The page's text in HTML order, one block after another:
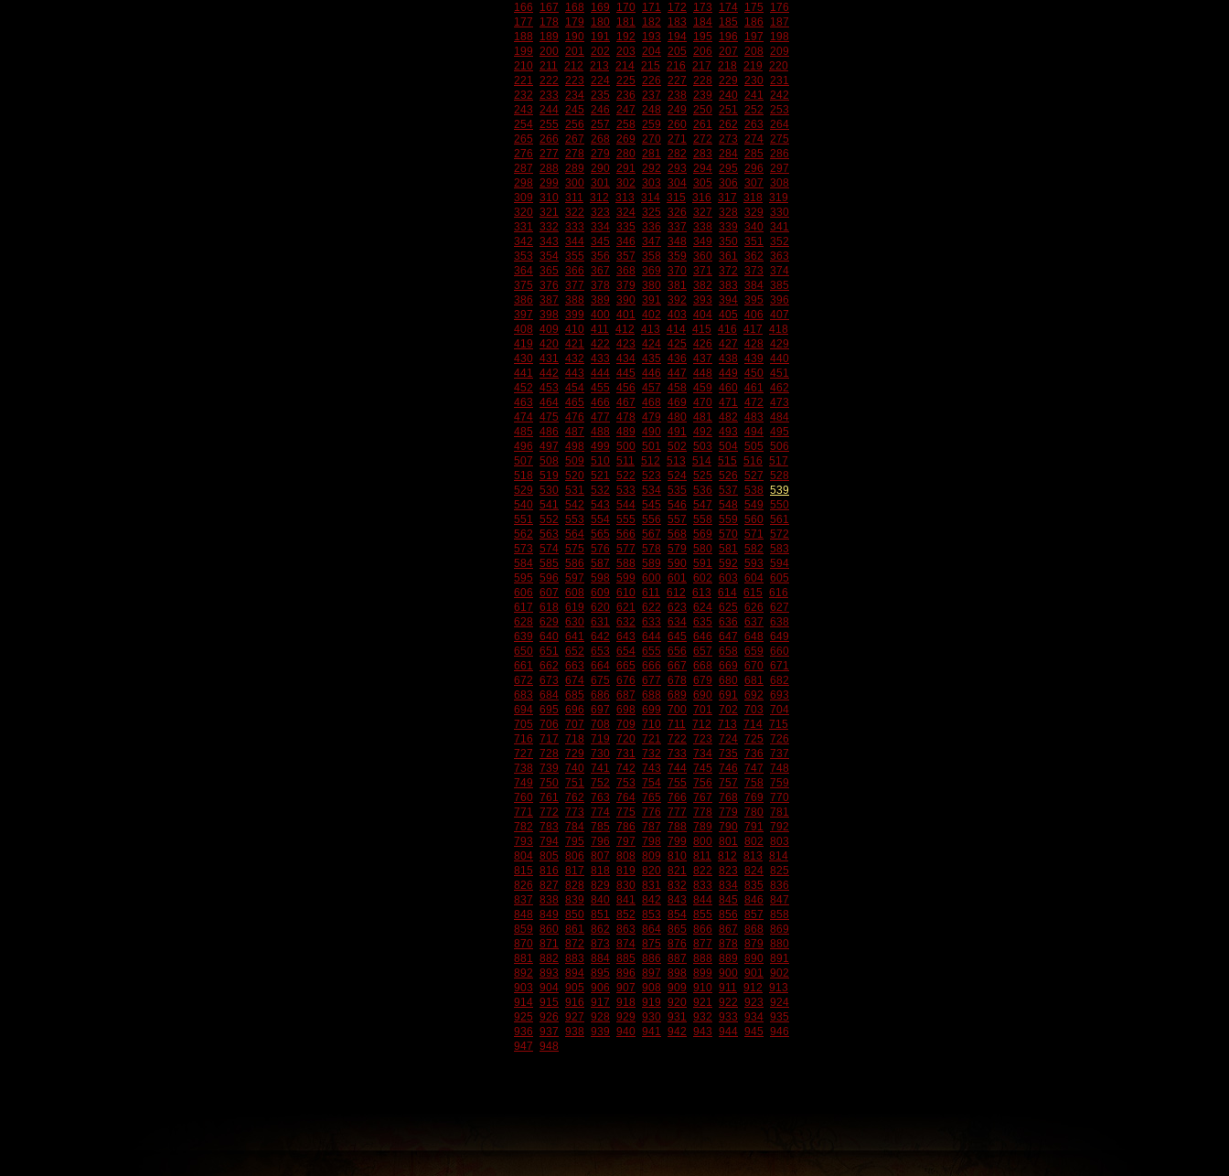
166
167 168 169 170 171 172 173 174 175
176
177
178 179 180 181 182 183 184 185 186
187
188
189 190 191 192 193 194 195 196 197
198
199 200 201 202 203 204 205 206 207 208 209
210 211 212 213 214 215 216 217 218 219 220
221 222 223 224 225 226 227 228 229 230 231
232 233 234 235 236 237 238 239 240 241 242
243 244 245 246 247 248 249 250 251 252 253
254 255 256 257 258 259 260 261 262 263 264
265 266 267 268 269 270 271 272 273 274 275
276 277 278 279 280 281 282 283 284 285 286
287 288 289 290 291 292 293 294 295 296 297
298 299 300 301 302 303 304 305 306 307 308
309 310 311 312 313 314 315 316 317 318 319
320 321 322 323 324 325 326 327 328 329 330
331 332 333 334 335 336 337 338 339 340 341
342 343 344 345 346 347 348 349 350 351 352
353 354 355 356 357 358 359 360 361 362 363
364 365 366 367 368 369 370 371 372 373 374
375 376 377 378 379 380 381 382 383 384 385
386 387 388 389 390 391 392 393 394 395 396
397 398 399 400 401 402 403 404 405 406 407
408 409 410 411 412 413 414 415 416 417 418
419 420 421 422 423 424 425 426 427 428 429
430 431 432 433 434 435 436 437 438 439 440
441 442 443 444 445 446 447 448 449 450 451
452 453 454 455 456 457 458 459 460 461 462
463 464 465 466 467 468 469 470 471 472 473
474 475 476 477 478 479 480 481 482 483 484
485 486 487 488 489 490 491 492 493 494 495
496 497 498 499 500 501 502 503 504 505 506
507 508 509 510 511 512 513 514 515 516 517
518 519 520 521 522 523 524 525 526 527 528
529 530 531 532 533 534 535 536 537 538 539
540 541 542 543 544 545 546 547 548 549 550
551 552 553 554 555 556 557 558 559 560 561
562 563 564 565 566 567 568 569 570 571 572
573 574 575 576 577 578 579 580 581 582 583
584 585 586 587 588 589 590 591 592 593 594
595 596 597 598 599 600 601 602 603 604 605
606 607 608 609 610 611 612 613 614 615 616
617 618 619 620 621 622 623 624 625 626 627
628 629 630 631 632 633 634 635 636 637 638
639 640 641 642 643 644 645 646 647 648 649
650 651 652 653 654 655 656 657 658 659 660
661 662 663 664 665 666 667 668 669 670 671
672 673 674 675 676 677 678 679 680 681 682
683 684 685 686 687 688 689 690 691 692 693
694 695 696 697 698 699 700 701 702 703 704
705 706 707 708 709 710 711 712 713 714 715
716 717 718 719 720 721 722 723 724 725 726
727 728 729 730 731 732 733 734 735 736 737
738 739 740 741 742 743 744 745 746 747 748
749 750 751 752 753 754 755 756 757 758 759
760 761 762 763 764 765 766 767 768 769 770
771 772 773 774 775 776 777 778 779 780 781
782 783 784 785 786 787 788 789 790 791 792
793 794 795 796 797 798 799 800 801 802 803
804 805 806 807 808 809 810 811 812 813 814
815 816 817 818 819 820 821 822 823 824 825
826 827 828 829 830 831 832 833 834 835 836
837 838 839 840 841 842 843 844 845 846 847
848 849 850 851 852 853 854 855 856 857 858
859 860 861 862 863 864 865 866 867 868 869
870 871 872 873 874 875 876 877 878 879 880
881 882 883 884 885 886 887 888 889 890 891
892 893 894 895 896 897 898 899 900 901 902
903 904 905 906 907 908 909 910 911 912 913
914 915 916 917 918 919 920 921 922 923 924
925 926 927 928 929 930 931 932 933 934 935
936 937 938 939 940 941 942 943 944 945 946
947 948